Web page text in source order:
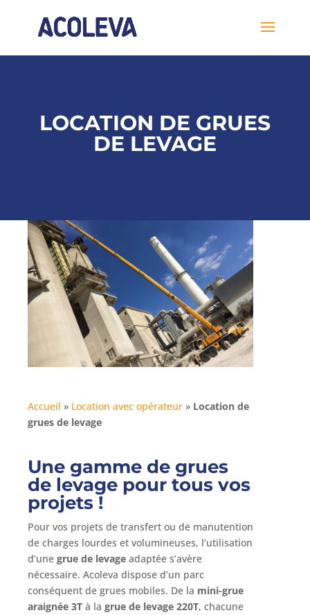
LOCATION DE GRUES
DE LEVAGE
Accueil » Location avec opérateur » Location de
grues de levage
Une gamme de grues
de levage pour tous vos
projets !
Pour vos projets de transfert ou de manutention
de charges lourdes et volumineuses, l’utilisation
d’une grue de levage adaptée s’avère
nécessaire. Acoleva dispose d’un parc
conséquent de grues mobiles. De la mini-grue
araignée 3T à la grue de levage 220T, chacune